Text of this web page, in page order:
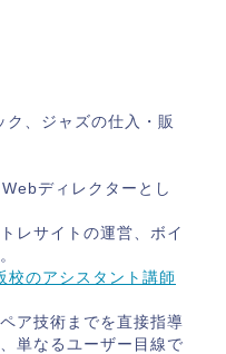
、ジャズの仕入・販
ディレクターとし
レサイトの運営、ボイ
校のアシスタント講師
ア技術までを直接指導
単なるユーザー目線で